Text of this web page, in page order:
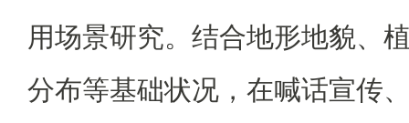
用场景研究。结合地形地貌、
分布等基础状况，在喊话宣传